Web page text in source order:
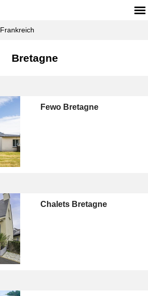
Frankreich
Bretagne
Fewo Bretagne
Chalets Bretagne